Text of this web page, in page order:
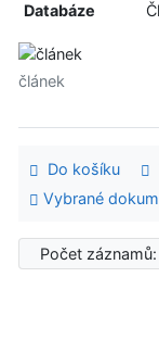
Databáze
článek
Do košíku
Vybrané
Počet záznamů: